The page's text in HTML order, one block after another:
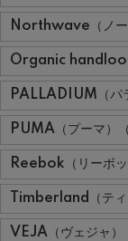
Northwave（ノー
Organic
PALLADIUM（パ
PUMA（プーマ）（
Reebok（リーボッ
Timberland（ティ
VEJA（ヴェジャ）